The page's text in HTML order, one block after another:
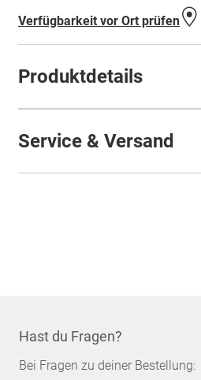
Verfügbarkeit vor Ort prüfen
Produktdetails
Service & Versand
Hast du Fragen?
Bei Fragen zu deiner Bestellung: